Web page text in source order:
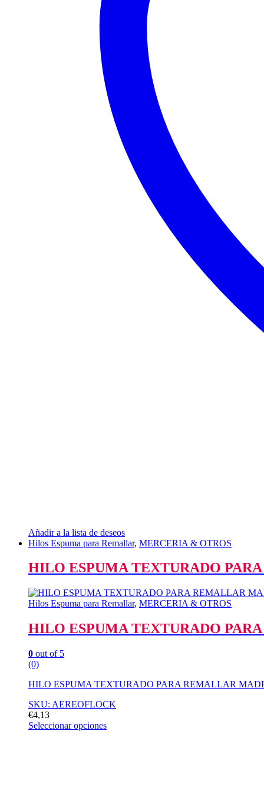
Añadir a la lista de deseos
Hilos Espuma para Remallar, MERCERIA & OTROS
HILO ESPUMA TEXTURADO
Hilos Espuma para Remallar, MERCERIA & OTROS
HILO ESPUMA TEXTURADO
0 out of 5
(0)
HILO ESPUMA TEXTURADO PARA REMALLAR
SKU: AEREOFLOCK
€4,13
Seleccionar opciones